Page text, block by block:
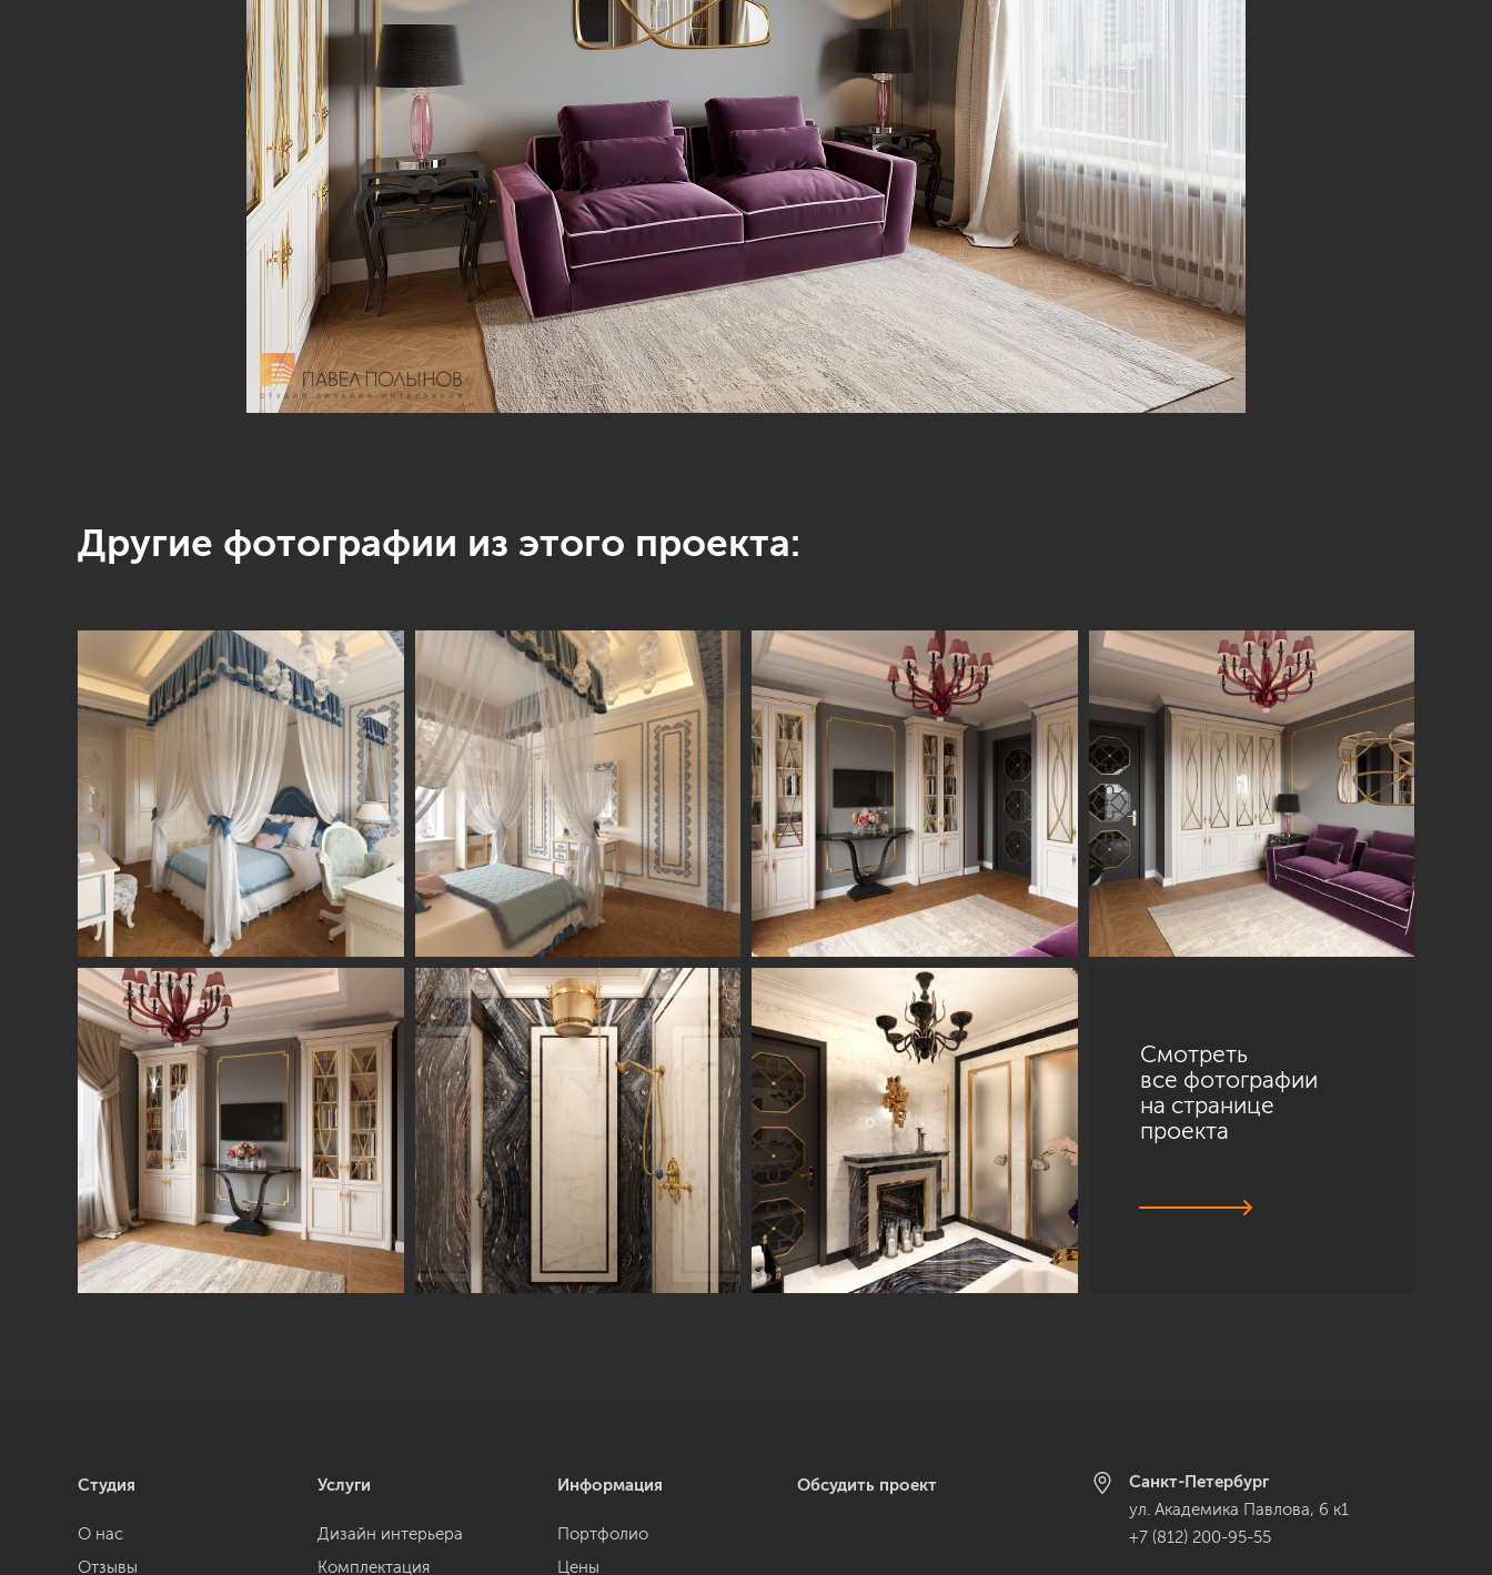
Другие фотографии из этого проекта:
Смотреть
все фотографии
на странице
проекта
Студия
О нас
Отзывы
Услуги
Дизайн интерьера
Комплектация
Информация
Портфолио
Цены
Обсудить проект
Санкт-Петербург
ул. Академика Павлова, 6 к1
+7 (812) 200-95-55